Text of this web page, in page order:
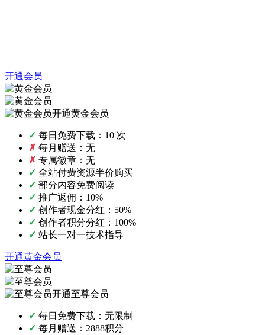
开通会员
开通黄金会员
✓ 每日免费下载：10 次
✗ 每月赠送：无
✗ 专属徽章：无
✓ 全站付费资源半价购买
✓ 部分内容免费阅读
✓ 推广返佣：10%
✓ 创作者现金分红：50%
✓ 创作者积分分红：100%
✓ 站长一对一技术指导
开通黄金会员
开通至尊会员
✓ 每日免费下载：无限制
✓ 每月赠送：2888积分